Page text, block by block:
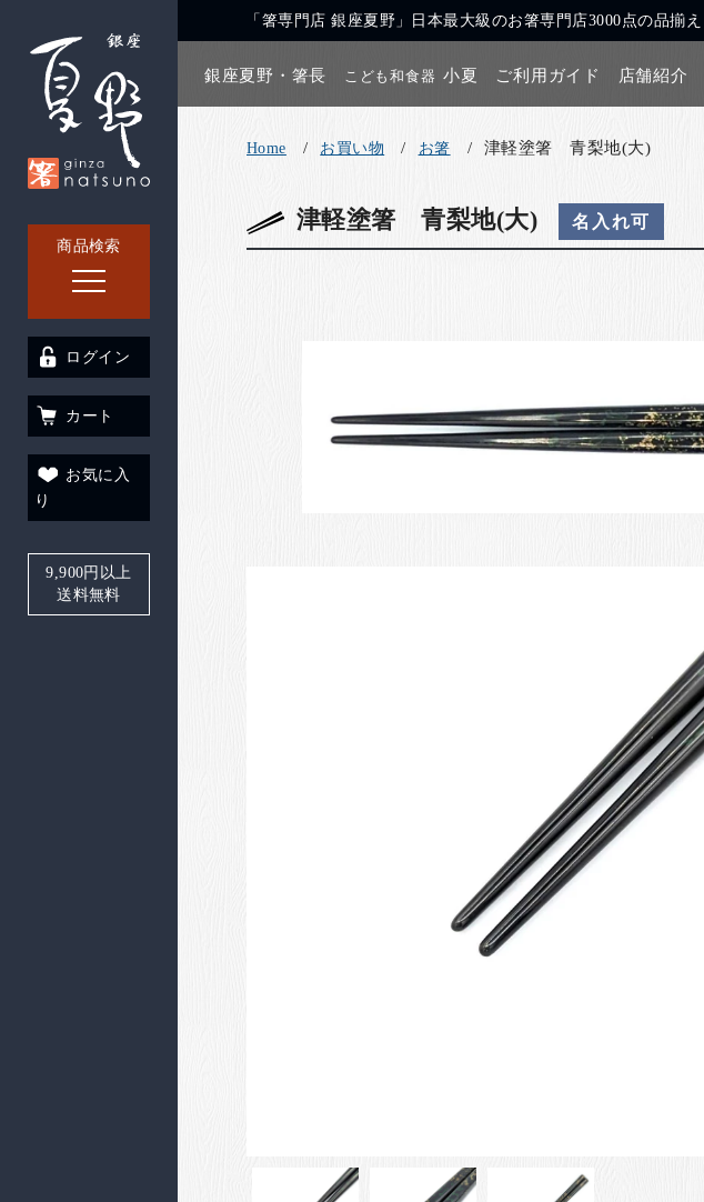
商品検索
「箸専門店 銀座夏野」日本最大級のお箸専門店3000点の品揃え
銀座夏野・箸長 こども和食器 小夏 ご利用ガイド 店舗紹介
ログイン
カート
お気に入
り
9,900円以上
送料無料
Home お買い物 お箸 津軽塗箸 青梨地(大)
津軽塗箸 青梨地(大) 名入れ可